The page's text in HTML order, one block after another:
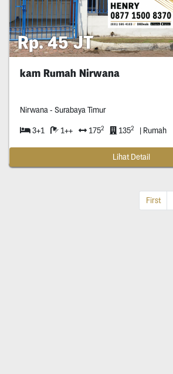
Rp. 45 JT
kam Rumah Nirwana
Nirwana - Surabaya Timur
3+1 1++ 1752 1352 | Rumah
Lihat Detail
First